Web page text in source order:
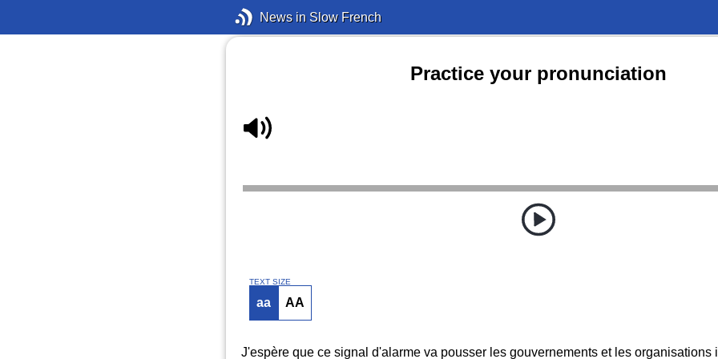
News in Slow French
Practice your pronunciation
TEXT SIZE
aa AA
J'espère que ce signal d'alarme va pousser les gouvernements et les organisations